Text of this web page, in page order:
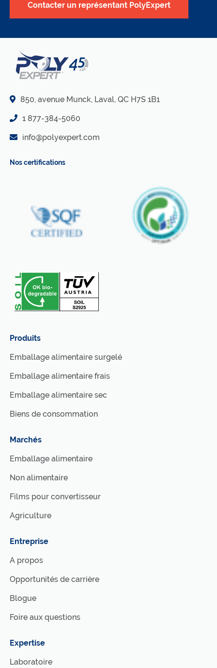
Contacter un représentant PolyExpert
850, avenue Munck, Laval, QC H7S 1B1
1 877-384-5060
info@polyexpert.com
Nos certifications
Produits
Emballage alimentaire surgelé
Emballage alimentaire frais
Emballage alimentaire sec
Biens de consommation
Marchés
Emballage alimentaire
Non alimentaire
Films pour convertisseur
Agriculture
Entreprise
A propos
Opportunités de carrière
Blogue
Foire aux questions
Expertise
Laboratoire